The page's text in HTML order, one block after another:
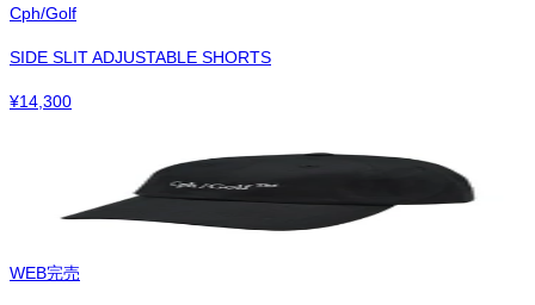
Cph/Golf
SIDE SLIT ADJUSTABLE SHORTS
¥14,300
WEB完売